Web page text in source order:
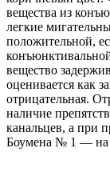
вещества из
легкие
положительной,
вещество
оценивается как
отрицательная.
наличие
канальцев, а при
Боумена № 1 — на